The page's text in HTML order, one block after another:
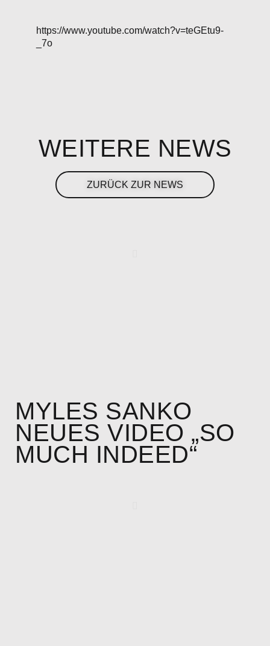
https://www.youtube.com/watch?v=teGEtu9-
_7o
WEITERE NEWS
ZURÜCK ZUR NEWS
MYLES SANKO
NEUES VIDEO „SO
MUCH INDEED“